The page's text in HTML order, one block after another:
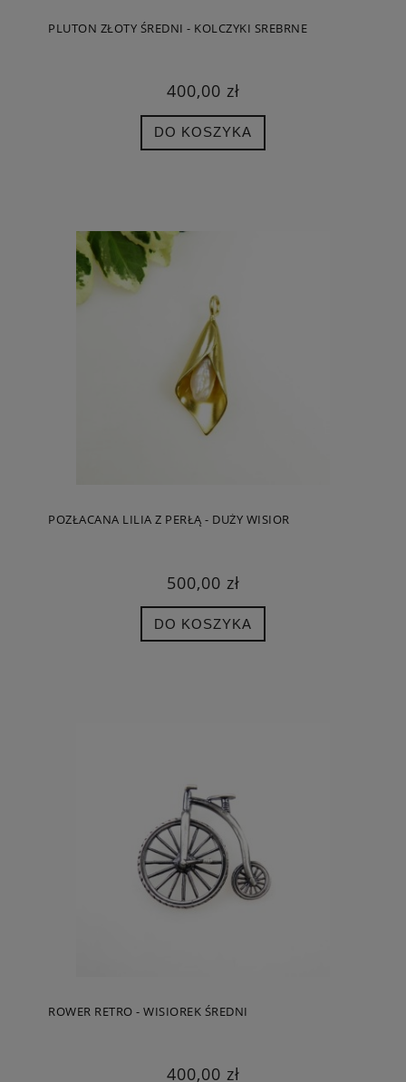
PLUTON ZŁOTY ŚREDNI - KOLCZYKI SREBRNE
400,00 zł
DO KOSZYKA
POZŁACANA LILIA Z PERŁĄ - DUŻY WISIOR
500,00 zł
DO KOSZYKA
ROWER RETRO - WISIOREK ŚREDNI
400,00 zł